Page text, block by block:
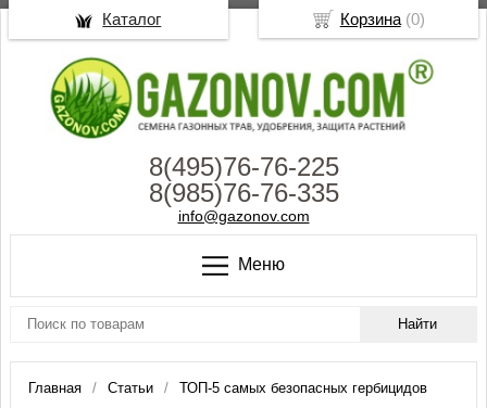
8(495)76-76-225
8(985)76-76-335
info@gazonov.com
Меню
Главная Статьи ТОП-5 самых безопасных гербицидов
Корзина(0)
Каталог